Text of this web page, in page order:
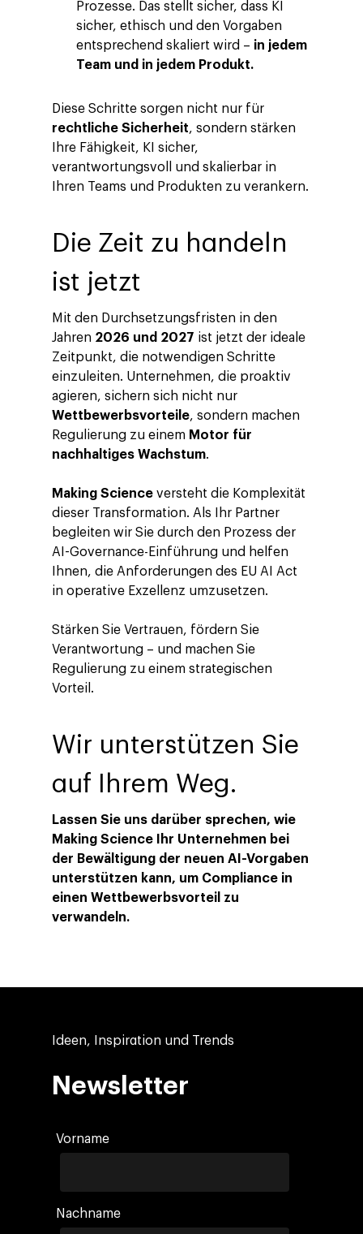
Prozesse. Das stellt sicher, dass KI
sicher, ethisch und den Vorgaben
entsprechend skaliert wird – in jedem
Team und in jedem Produkt.
Diese Schritte sorgen nicht nur für
rechtliche Sicherheit, sondern stärken
Ihre Fähigkeit, KI sicher,
verantwortungsvoll und skalierbar in
Ihren Teams und Produkten zu verankern.
Die Zeit zu handeln
ist jetzt
Mit den Durchsetzungsfristen in den
Jahren 2026 und 2027 ist jetzt der ideale
Zeitpunkt, die notwendigen Schritte
einzuleiten. Unternehmen, die proaktiv
agieren, sichern sich nicht nur
Wettbewerbsvorteile, sondern machen
Regulierung zu einem Motor für
nachhaltiges Wachstum.
Making Science versteht die Komplexität
dieser Transformation. Als Ihr Partner
begleiten wir Sie durch den Prozess der
AI-Governance-Einführung und helfen
Ihnen, die Anforderungen des EU AI Act
in operative Exzellenz umzusetzen.
Stärken Sie Vertrauen, fördern Sie
Verantwortung – und machen Sie
Regulierung zu einem strategischen
Vorteil.
Wir unterstützen Sie
auf Ihrem Weg.
Lassen Sie uns darüber sprechen, wie
Making Science Ihr Unternehmen bei
der Bewältigung der neuen AI-Vorgaben
unterstützen kann, um Compliance in
einen Wettbewerbsvorteil zu
verwandeln.
Ideen, Inspiration und Trends
Newsletter
Vorname
Nachname
Company
Investors
Über Making Science
Karriere
10. Jahrestag
ESG
Business
Agentic AI Marketing
ad-machina
The Tech Enabled
Digital Agency
Social 360
Eigen Medien
Cloud im Marketing
Insights
Events